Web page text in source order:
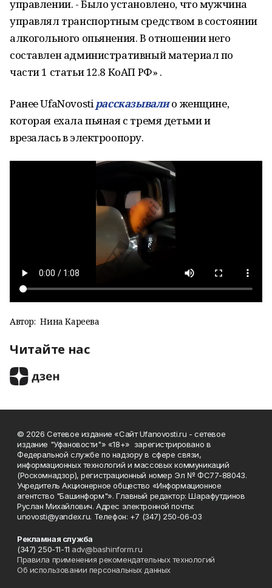
управлении. - Было установлено, что мужчина
управлял транспортным средством в состоянии
алкогольного опьянения. В отношении него
составлен административный материал по
части 1 статьи 12.8 КоАП РФ» .
Ранее UfaNovostiрассказывалио женщине,
которая ехала пьяная с тремя детьми и
врезалась в электроопору.
Автор: Нина Кареева
Читайте нас
© 2026 Сетевое издание «Сайт Ufanovosti.ru - сетевое
издание "Уфановости"» «18+» зарегистрировано в
Федеральной службе по надзору в сфере связи,
информационных технологий и массовых коммуникаций
(Роскомнадзор), регистрационный номер Эл № ФС77-88043.
Учредитель Акционерное общество «Информационное
агентство "Башинформ"». Главный редактор: Шарафутдинов
Руслан Михайлович. Адрес электронной почты:
unovosti@yandex.ru. Телефон: +7 (347) 250-06-03
Рекламная служба
(347) 250-11-11 adv@bashinform.ru
Правила применения рекомендательных технологий
Об использовании персональных данных